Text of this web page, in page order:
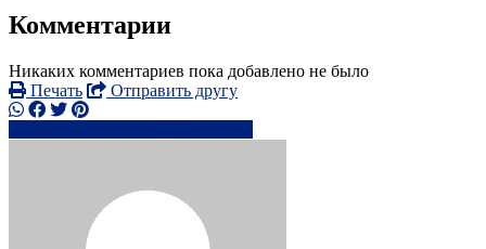
Комментарии
Никаких комментариев пока добавлено не было
Печать
Отправить другу